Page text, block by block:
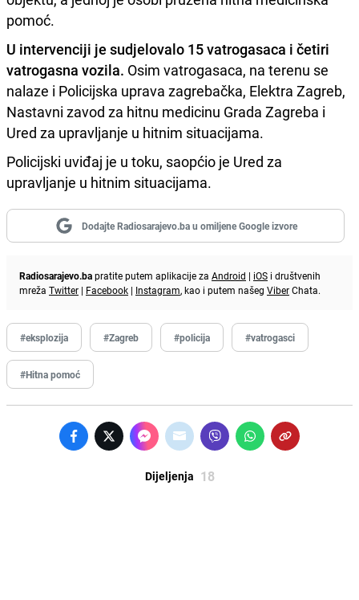
pomoć.
U intervenciji je sudjelovalo 15 vatrogasaca i četiri
vatrogasna vozila. Osim vatrogasaca, na terenu se
nalaze i Policijska uprava zagrebačka, Elektra Zagreb,
Nastavni zavod za hitnu medicinu Grada Zagreba i
Ured za upravljanje u hitnim situacijama.
Policijski uviđaj je u toku, saopćio je Ured za
upravljanje u hitnim situacijama.
Dodajte Radiosarajevo.ba u omiljene Google izvore
Radiosarajevo.bapratite putem aplikacije za Android | iOS i društvenih
mreža Twitter | Facebook | Instagram, kao i putem našeg ViberChata.
#eksplozija #Zagreb #policija #vatrogasci
#Hitna pomoć
Dijeljenja 18